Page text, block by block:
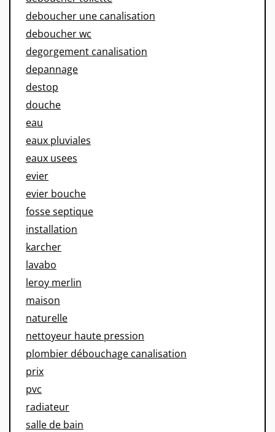
deboucher une canalisation
deboucher wc
degorgement canalisation
depannage
destop
douche
eau
eaux pluviales
eaux usees
evier
evier bouche
fosse septique
installation
karcher
lavabo
leroy merlin
maison
naturelle
nettoyeur haute pression
plombier débouchage canalisation
prix
pvc
radiateur
salle de bain